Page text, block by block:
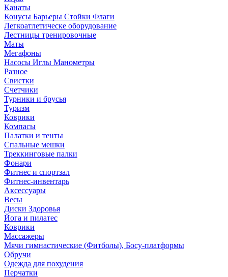
Канаты
Конусы Барьеры Стойки Флаги
Легкоатлетическе оборудование
Лестницы тренировочные
Маты
Мегафоны
Насосы Иглы Манометры
Разное
Свистки
Счетчики
Турники и брусья
Туризм
Коврики
Компасы
Палатки и тенты
Спальные мешки
Треккинговые палки
Фонари
Фитнес и спортзал
Фитнес-инвентарь
Аксессуары
Весы
Диски Здоровья
Йога и пилатес
Коврики
Массажеры
Мячи гимнастические (Фитболы), Босу-платформы
Обручи
Одежда для похудения
Перчатки